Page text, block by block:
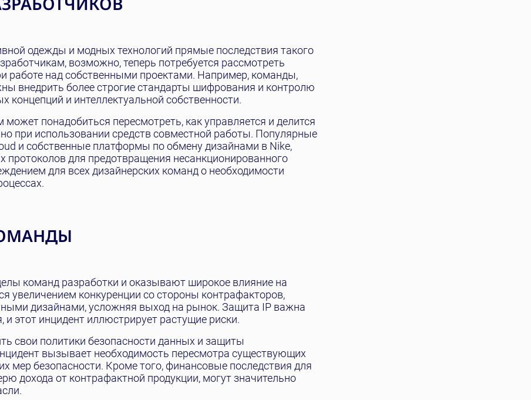
одежды и модных технологий прямые последствия такого
возможно, теперь потребуется рассмотреть
работе над собственными проектами. Например, команды,
внедрить более строгие стандарты шифрования и контролю
и интеллектуальной собственности.
понадобиться пересмотреть, как управляется и делится
при использовании средств совместной работы. Популярные
и собственные платформы по обмену дизайнами в Nike,
протоколов для предотвращения несанкционированного
для всех дизайнерских команд о необходимости
команд разработки и оказывают широкое влияние на
увеличением конкуренции со стороны контрафакторов,
дизайнами, усложняя выход на рынок. Защита IP важна
и этот инцидент иллюстрирует растущие риски.
свои политики безопасности данных и защиты
вызывает необходимость пересмотра существующих
мер безопасности. Кроме того, финансовые последствия для
дохода от контрафактной продукции, могут значительно